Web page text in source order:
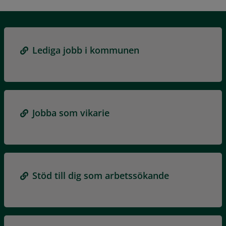
Lediga jobb i kommunen
Jobba som vikarie
Stöd till dig som arbetssökande